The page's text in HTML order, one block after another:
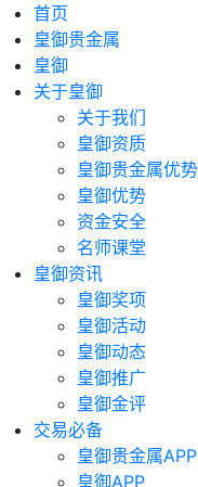
首页
皇御贵金属
皇御
关于皇御
关于我们
皇御资质
皇御贵金属优势
皇御优势
资金安全
名师课堂
皇御资讯
皇御奖项
皇御活动
皇御动态
皇御推广
皇御金评
交易必备
皇御贵金属APP
皇御APP